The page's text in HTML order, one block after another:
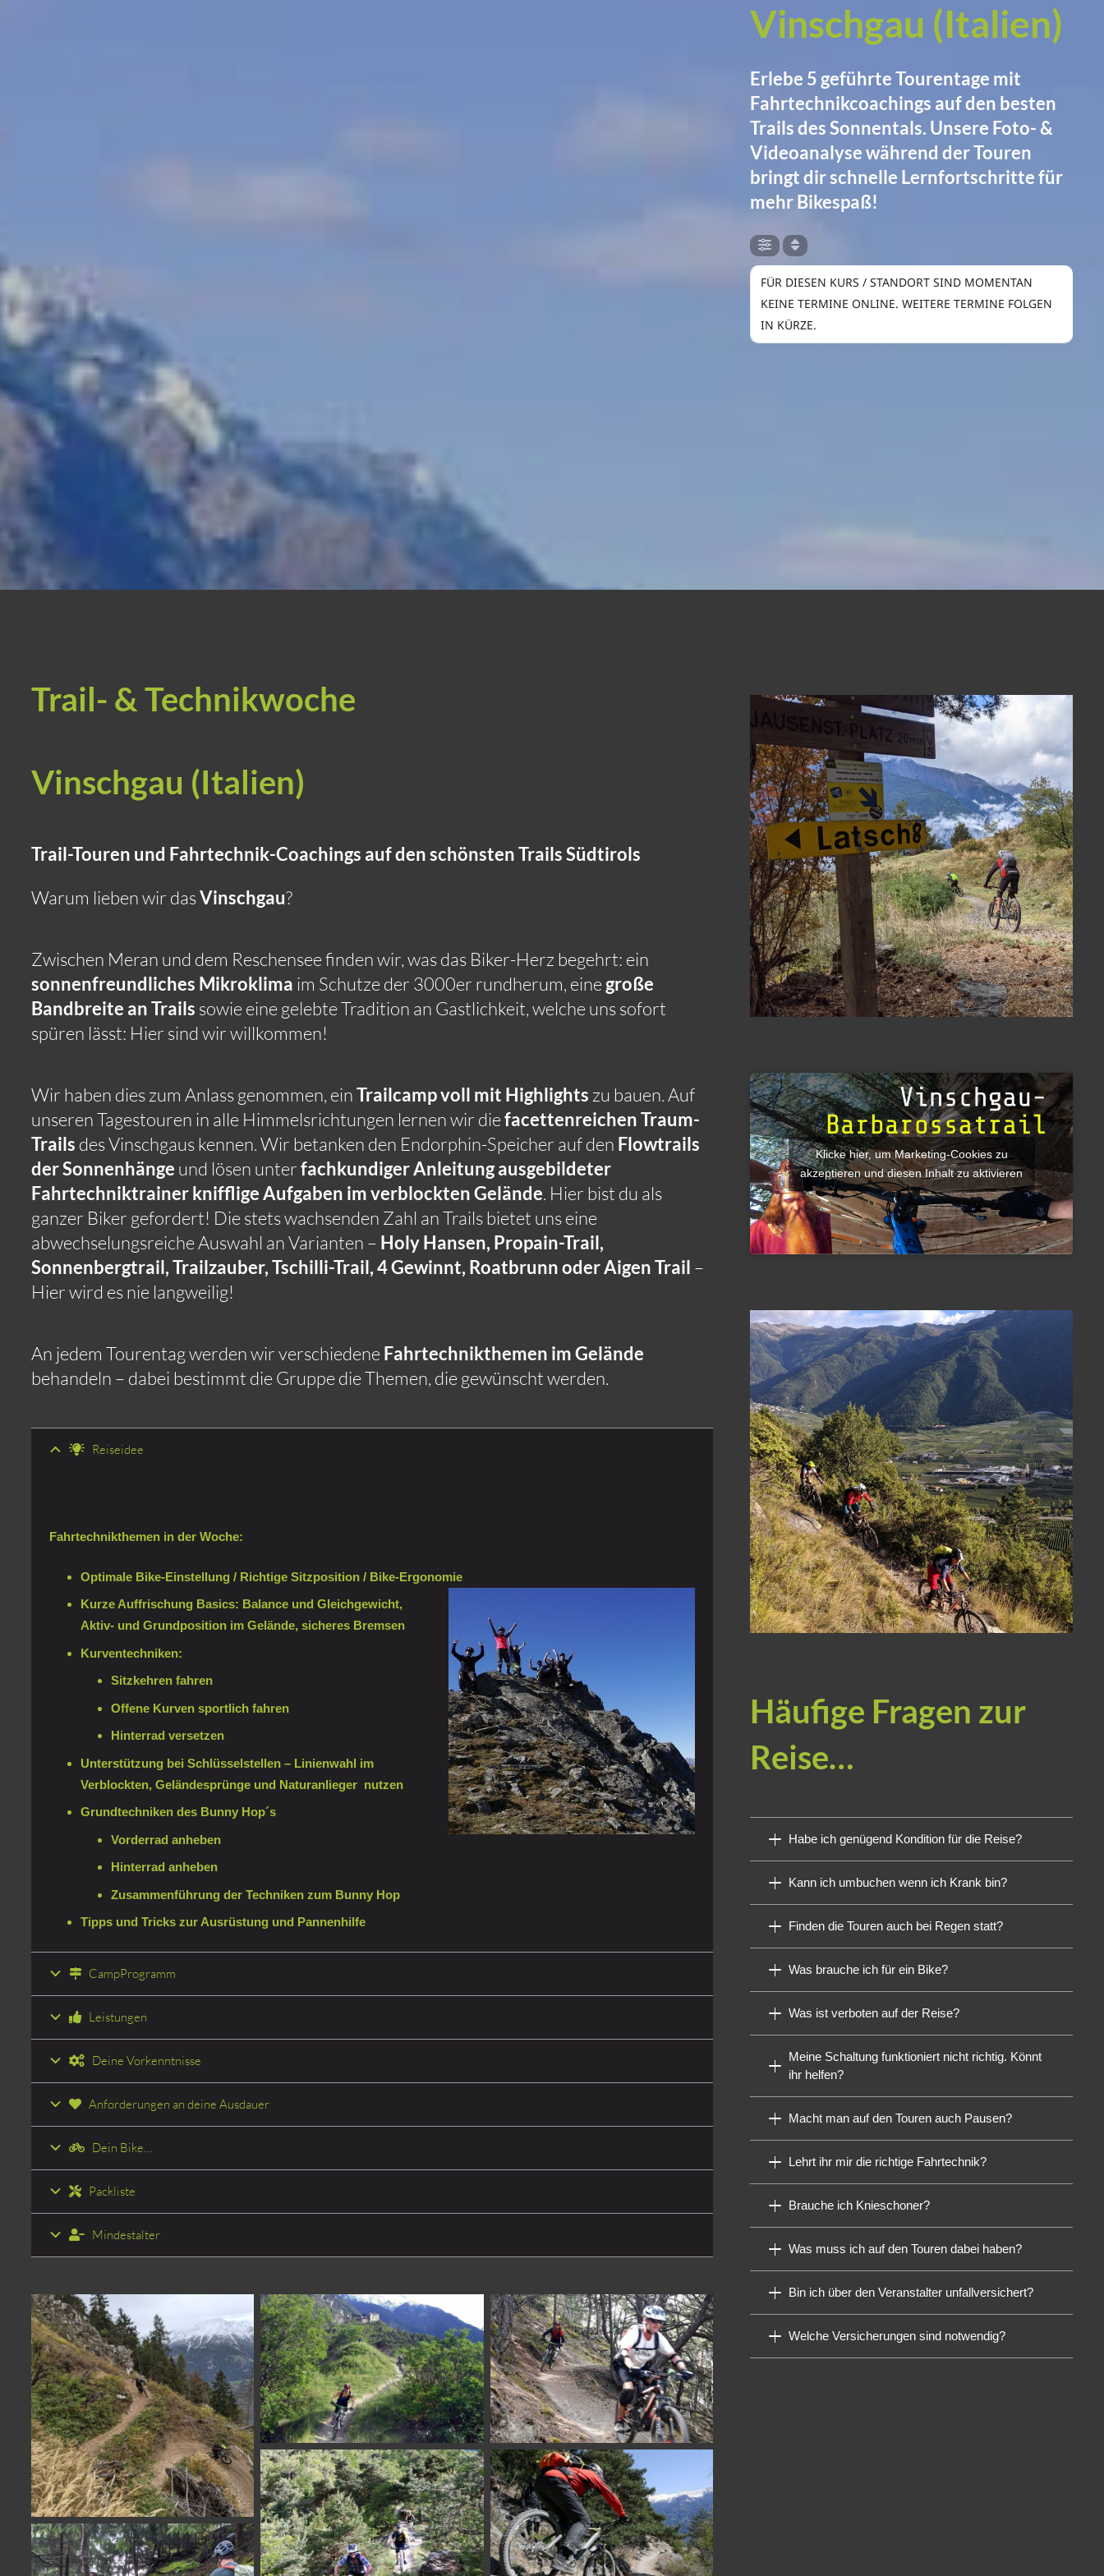
Vinschgau (Italien)
Erlebe 5 geführte Tourentage mit
Fahrtechnikcoachings auf den besten
Trails des Sonnentals. Unsere Foto- &
Videoanalyse während der Touren
bringt dir schnelle Lernfortschritte für
mehr Bikespaß!
FÜR DIESEN KURS / STANDORT SIND MOMENTAN
KEINE TERMINE ONLINE. WEITERE TERMINE FOLGEN
IN KÜRZE.
Trail- & Technikwoche
Vinschgau (Italien)
Trail-Touren und Fahrtechnik-Coachings auf den schönsten Trails Südtirols
Warum lieben wir dasVinschgau?
Zwischen Meran und dem Reschensee finden wir, was das Biker-Herz begehrt: ein
sonnenfreundliches Mikroklima im Schutze der 3000er rundherum, einegroße
Bandbreite an Trails sowie eine gelebte Tradition an Gastlichkeit, welche uns sofort
spüren lässt: Hier sind wir willkommen!
Wir haben dies zum Anlass genommen, einTrailcamp voll mit Highlights zu bauen. Auf
unseren Tagestouren in alle Himmelsrichtungen lernen wir diefacettenreichen Traum-
Trails des Vinschgaus kennen. Wir betanken den Endorphin-Speicher auf den Flowtrails
der Sonnenhänge und lösen unterfachkundiger Anleitung ausgebildeter
Fahrtechniktrainer knifflige Aufgaben im verblockten Gelände. Hier bist du als
ganzer Biker gefordert! Die stets wachsenden Zahl an Trails bietet uns eine
abwechselungsreiche Auswahl an Varianten – Holy Hansen, Propain-Trail,
Sonnenbergtrail, Trailzauber, Tschilli-Trail, 4 Gewinnt, Roatbrunn oder Aigen Trail –
Hier wird es nie langweilig!
An jedem Tourentag werden wir verschiedeneFahrtechnikthemen im Gelände
behandeln – dabei bestimmt die Gruppe die Themen, die gewünscht werden.
Reiseidee
Fahrtechnikthemen in der Woche:
Optimale Bike-Einstellung / Richtige Sitzposition / Bike-Ergonomie
Kurze Auffrischung Basics: Balance und Gleichgewicht,
Aktiv- und Grundposition im Gelände, sicheres Bremsen
Kurventechniken:
Sitzkehren fahren
Offene Kurven sportlich fahren
Hinterrad versetzen
Unterstützung bei Schlüsselstellen – Linienwahl im
Verblockten, Geländesprünge und Naturanlieger nutzen
Grundtechniken des Bunny Hop´s
Vorderrad anheben
Hinterrad anheben
Zusammenführung der Techniken zum Bunny Hop
Tipps und Tricks zur Ausrüstung und Pannenhilfe
CampProgramm
Leistungen
Deine Vorkenntnisse
Anforderungen an deine Ausdauer
Dein Bike…
Packliste
Mindestalter
Klicke hier, um Marketing-Cookies zu
akzeptieren und diesen Inhalt zu aktivieren
Häufige Fragen zur
Reise…
Habe ich genügend Kondition für die Reise?
Kann ich umbuchen wenn ich Krank bin?
Finden die Touren auch bei Regen statt?
Was brauche ich für ein Bike?
Was ist verboten auf der Reise?
Meine Schaltung funktioniert nicht richtig. Könnt
ihr helfen?
Macht man auf den Touren auch Pausen?
Lehrt ihr mir die richtige Fahrtechnik?
Brauche ich Knieschoner?
Was muss ich auf den Touren dabei haben?
Bin ich über den Veranstalter unfallversichert?
Welche Versicherungen sind notwendig?